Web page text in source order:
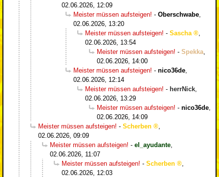
02.06.2026, 12:09
Meister müssen aufsteigen! - Oberschwabe
02.06.2026, 13:20
Meister müssen aufsteigen! - Sascha
02.06.2026, 13:54
Meister müssen aufsteigen! - Spekka
02.06.2026, 14:00
Meister müssen aufsteigen! - nico36de
02.06.2026, 12:14
Meister müssen aufsteigen! - herrNick
02.06.2026, 13:29
Meister müssen aufsteigen! - nico36de
02.06.2026, 14:09
Meister müssen aufsteigen! - Scherben
02.06.2026, 09:09
Meister müssen aufsteigen! - el_ayudante
02.06.2026, 11:07
Meister müssen aufsteigen! - Scherben
02.06.2026, 12:03